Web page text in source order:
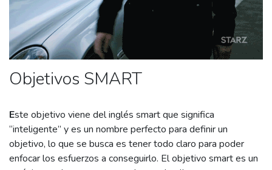
Objetivos SMART
Este objetivo viene del inglés smart que significa
“inteligente” y es un nombre perfecto para definir un
objetivo, lo que se busca es tener todo claro para poder
enfocar los esfuerzos a conseguirlo. El objetivo smart es un